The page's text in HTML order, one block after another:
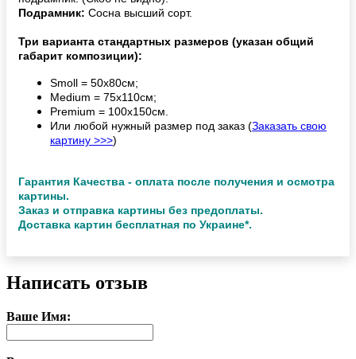
Подрамник: Сосна высший сорт.
Три варианта стандартных размеров (указан общий
габарит композиции):
Smoll = 50х80см;
Medium = 75х110см;
Premium = 100х150см.
Или любой нужный размер под заказ (Заказать свою
картину >>>)
Гарантия Качества - оплата после получения и осмотра
картины.
Заказ и отправка картины без предоплаты.
Доставка картин бесплатная по Украине*.
Написать отзыв
Ваше Имя: